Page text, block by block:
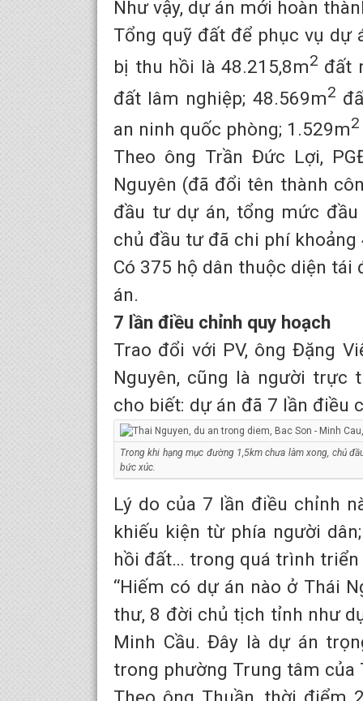
Như vậy, dự án mới hoàn
Tổng quỹ đất để phục vụ dự
bị thu hồi là 48.215,8m2 đất
đất lâm nghiệp; 48.569m2
an ninh quốc phòng; 1.529m2
Theo ông Trần Đức Lợi,
Nguyên (đã đổi tên thành
đầu tư dự án, tổng mức
chủ đầu tư đã chi phí
Có 375 hộ dân thuộc diện
án.
7 lần điều chỉnh quy hoạch
Trao đổi với PV, ông Đặng
Nguyên, cũng là người trực
cho biết: dự án đã 7 lần điều
Trong khi hạng mục đường 1,5km chưa làm xong, chủ
bức xúc.
Lý do của 7 lần điều chỉnh
khiếu kiện từ phía người
hồi đất… trong quá trình triển
“Hiếm có dự án nào ở Thái
thư, 8 đời chủ tịch tỉnh như
Minh Cầu. Đây là dự án
trong phường Trung tâm của